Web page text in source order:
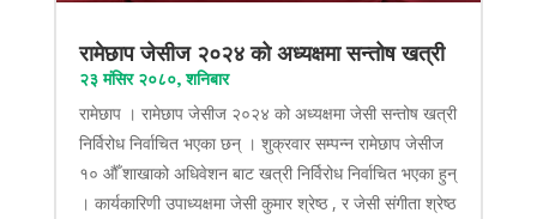
रामेछाप जेसीज २०२४ को अध्यक्षमा सन्तोष खत्री
२३ मंसिर २०८०, शनिबार
रामेछाप । रामेछाप जेसीज २०२४ को अध्यक्षमा जेसी सन्तोष खत्री
निर्विरोध निर्वाचित भएका छन् । शुक्रवार सम्पन्न रामेछाप जेसीज
१० औँ शाखाको अधिवेशन बाट खत्री निर्विरोध निर्वाचित भएका हुन्
। कार्यकारिणी उपाध्यक्षमा जेसी कुमार श्रेष्ठ , र जेसी संगीता श्रेष्ठ